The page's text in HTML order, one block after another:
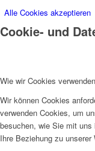
Alle Cookies akzeptieren
Cookie- und
Wie wir Cookies verwenden
Wir können Cookies
verwenden Cookies, um
besuchen, wie Sie mit uns
Ihre Beziehung zu